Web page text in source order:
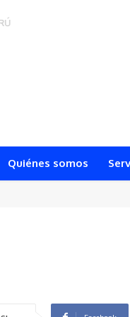
Quiénes somos